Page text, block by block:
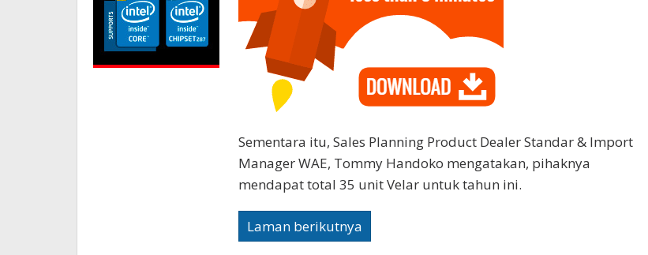
Sementara itu, Sales Planning Product Dealer Standar & Import
Manager WAE, Tommy Handoko mengatakan, pihaknya
mendapat total 35 unit Velar untuk tahun ini.
Laman berikutnya